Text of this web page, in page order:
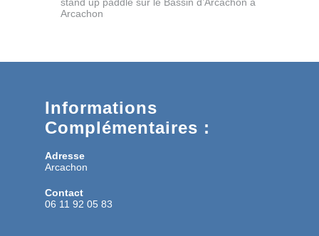
Arcachon
Informations
Complémentaires :
Adresse
Arcachon
Contact
06 11 92 05 83